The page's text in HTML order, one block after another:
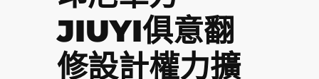
JIUYI俱意翻
修設計權力擴